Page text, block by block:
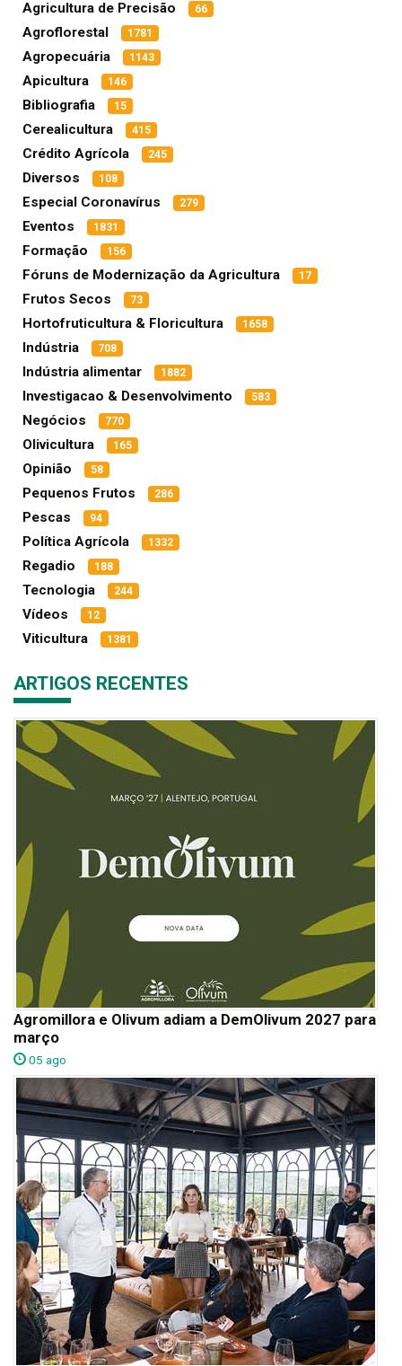
Agricultura de Precisão 66
Agroflorestal 1781
Agropecuária 1143
Apicultura 146
Bibliografia 15
Cerealicultura 415
Crédito Agrícola 245
Diversos 108
Especial Coronavírus 279
Eventos 1831
Formação 156
Fóruns de Modernização da Agricultura 17
Frutos Secos 73
Hortofruticultura & Floricultura 1658
Indústria 708
Indústria alimentar 1882
Investigacao & Desenvolvimento 583
Negócios 770
Olivicultura 165
Opinião 58
Pequenos Frutos 286
Pescas 94
Política Agrícola 1332
Regadio 188
Tecnologia 244
Vídeos 12
Viticultura 1381
ARTIGOS RECENTES
Agromillora e Olivum adiam a DemOlivum 2027 para
março
05 ago